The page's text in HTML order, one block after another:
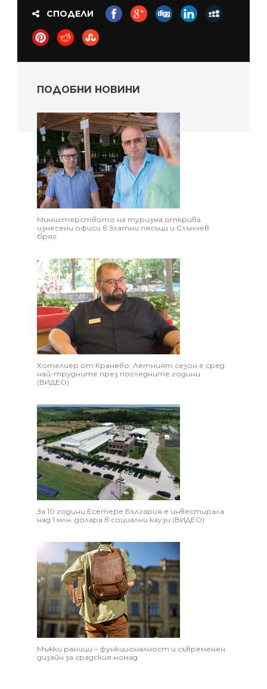
СПОДЕЛИ
ПОДОБНИ НОВИНИ
Министерството на туризма открива
изнесени офиси в Златни пясъци и Слънчев
бряг
Хотелиер от Кранево: Летният сезон е сред
най-трудните през последните години
(ВИДЕО)
За 10 години Есетере България е инвестирала
над 1 млн. долара в социални каузи (ВИДЕО)
Мъжки раници – функционалност и съвременен
дизайн за градския номад